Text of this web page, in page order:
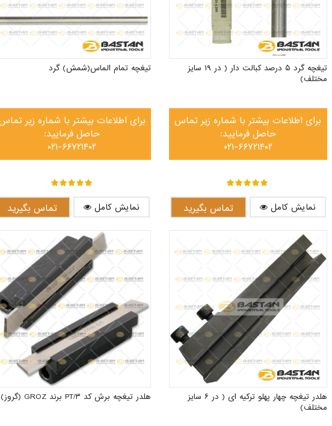
تیغچه گرد ۵ درصد کبالت دار ( در ۱۹ سایز
مختلف)
برای اطلاعات بیشتر با شماره زیر تماس
حاصل فرمایید:
۰۲۱-۶۶۷۲۱۴۰۲
نمایش کامل تماس بگیرید
تیغچه تمام الماس(شمش) گرد
برای اطلاعات بیشتر با شماره زیر
حاصل فرمایید:
۰۲۱-۶۶۷۲۱۴۰۲
نمایش کامل تماس بگیرید
هلدر تیغچه چهار پهلو ترکیه ای ( در ۶ سایز
مختلف)
هلدر تیغچه برش کد PT/۳ برند GROZ (گروز)